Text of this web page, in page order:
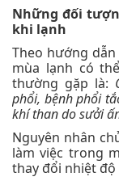
Những đối
khi lạnh
Theo hướng
mùa lạnh có
thường gặp là:
phổi, bệnh phổi
khí than do sưởi
Nguyên nhân
làm việc trong
thay đổi nhiệt